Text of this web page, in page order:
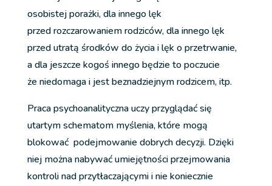
osobistej porażki, dla innego lęk
przed rozczarowaniem rodziców, dla innego lęk
przed utratą środków do życia i lęk o przetrwanie,
a dla jeszcze kogoś innego będzie to poczucie
że niedomaga i jest beznadziejnym rodzicem, itp.
Praca psychoanalityczna uczy przyglądać się
utartym schematom myślenia, które mogą
blokować podejmowanie dobrych decyzji. Dzięki
niej można nabywać umiejętności przejmowania
kontroli nad przytłaczającymi i nie koniecznie